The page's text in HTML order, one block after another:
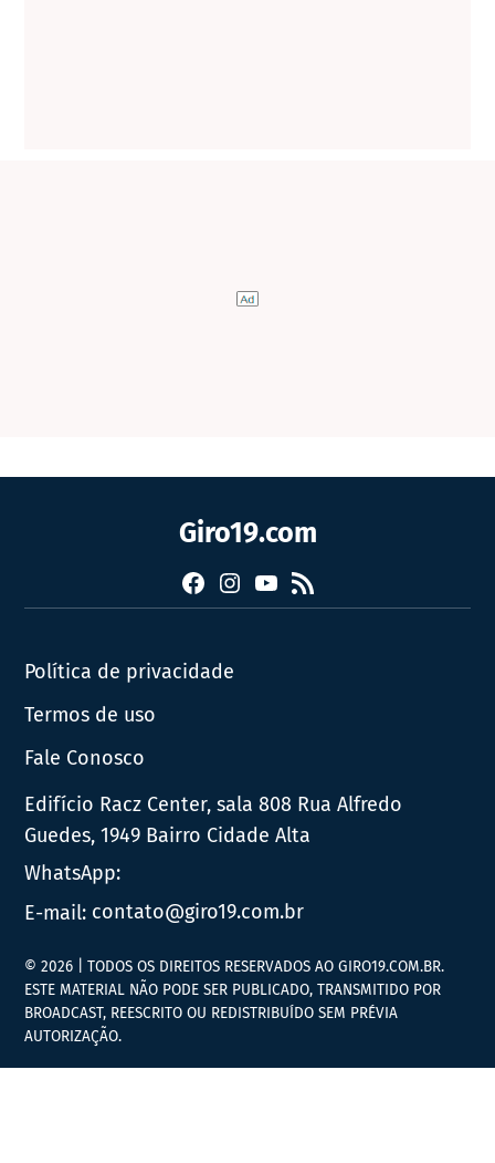
Giro19.com
FacebookInstagram
YouTube
RSS
Política de privacidade
Termos de uso
Fale Conosco
Edifício Racz Center, sala 808 Rua Alfredo
Guedes, 1949 Bairro Cidade Alta
WhatsApp:
E-mail: contato@giro19.com.br
© 2026 | TODOS OS DIREITOS RESERVADOS AO GIRO19.COM.BR.
ESTE MATERIAL NÃO PODE SER PUBLICADO, TRANSMITIDO POR
BROADCAST, REESCRITO OU REDISTRIBUÍDO SEM PRÉVIA
AUTORIZAÇÃO.